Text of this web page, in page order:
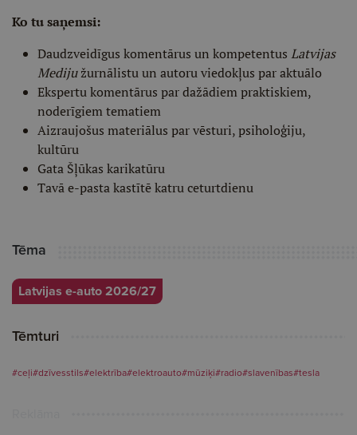
Ko tu saņemsi:
Daudzveidīgus komentārus un kompetentus Latvijas
Medijužurnālistu un autoru viedokļus par aktuālo
Ekspertu komentārus par dažādiem praktiskiem,
noderīgiem tematiem
Aizraujošus materiālus par vēsturi, psiholoģiju,
kultūru
Gata Šļūkas karikatūru
Tavā e-pasta kastītē katru ceturtdienu
Tēma
Latvijas e-auto 2026/27
Tēmturi
#ceļi#dzīvesstils#elektrība#elektroauto#mūziķi#radio#slavenības#tesla